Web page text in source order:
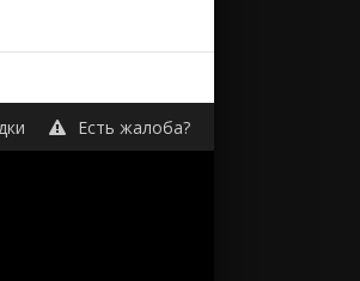
Есть жалоба?